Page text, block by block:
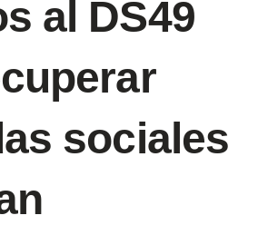
al DS49
sociales